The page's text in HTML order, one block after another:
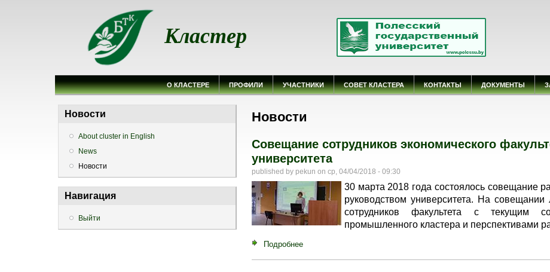
Кластер
О КЛАСТЕРЕ ПРОФИЛИ УЧАСТНИКИ СОВЕТ КЛАСТЕРА КОНТАКТЫ ДОКУМЕНТЫ
Новости
About cluster in English
News
Новости
Навигация
Выйти
Вы здесь
Новости
Совещание сотрудников экономического
университета
published by pekun on ср, 04/04/2018 - 09:30
30 марта 2018 года состоялось совещание
руководством университета. На
сотрудников факультета с текущим
промышленного кластера и перспективами
Подробнее